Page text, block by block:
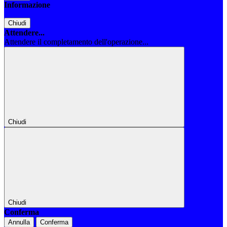
Informazione
Chiudi
Attendere...
Attendere il completamento dell'operazione...
Chiudi
Chiudi
Conferma
Annulla Conferma